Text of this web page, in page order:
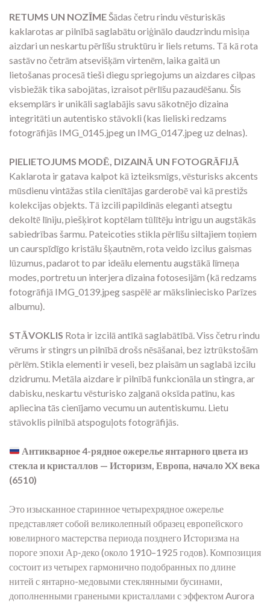
RETUMS UN NOZĪMEŠādas četru rindu vēsturiskās
kaklarotas ar pilnībā saglabātu oriģinālo daudzrindu misiņa
aizdari un neskartu pērlīšu struktūru ir liels retums. Tā kā rota
sastāv no četrām atsevišķām virtenēm, laika gaitā un
lietošanas procesā tieši diegu spriegojums un aizdares cilpas
visbiežāk tika sabojātas, izraisot pērlīšu pazaudēšanu. Šis
eksemplārs ir unikāli saglabājis savu sākotnējo dizaina
integritāti un autentisko stāvokli (kas lieliski redzams
fotogrāfijās IMG_0145.jpeg un IMG_0147.jpeg uz delnas).
PIELIETOJUMS MODĒ, DIZAINĀ UN FOTOGRĀFIJĀ
Kaklarota ir gatava kalpot kā izteiksmīgs, vēsturisks akcents
mūsdienu vintāžas stila cienītājas garderobē vai kā prestižs
kolekcijas objekts. Tā izcili papildinās eleganti atsegtu
dekoltē līniju, piešķirot koptēlam tūlītēju intrigu un augstākās
sabiedrības šarmu. Pateicoties stikla pērlīšu siltajiem toņiem
un caurspīdīgo kristālu šķautnēm, rota veido izcilus gaismas
lūzumus, padarot to par ideālu elementu augstākā līmeņa
modes, portretu un interjera dizaina fotosesijām (kā redzams
fotogrāfijā IMG_0139.jpeg saspēlē ar māksliniecisko Parīzes
albumu).
STĀVOKLIS Rota ir izcilā antīkā saglabātībā. Viss četru rindu
vērums ir stingrs un pilnībā drošs nēsāšanai, bez iztrūkstošām
pērlēm. Stikla elementi ir veseli, bez plaisām un saglabā izcilu
dzidrumu. Metāla aizdare ir pilnībā funkcionāla un stingra, ar
dabisku, neskartu vēsturisko zaļganā oksīda patīnu, kas
apliecina tās cienījamo vecumu un autentiskumu. Lietu
stāvoklis pilnībā atspoguļots fotogrāfijās.
Антикварное 4-рядное ожерелье янтарного цвета из
стекла и кристаллов — Историзм, Европа, начало XX века
(6510)
Это изысканное старинное четырехрядное ожерелье
представляет собой великолепный образец европейского
ювелирного мастерства периода позднего Историзма на
пороге эпохи Ар-деко (около 1910–1925 годов). Композиция
состоит из четырех гармонично подобранных по длине
нитей с янтарно-медовыми стеклянными бусинами,
дополненными гранеными кристаллами с эффектом Aurora